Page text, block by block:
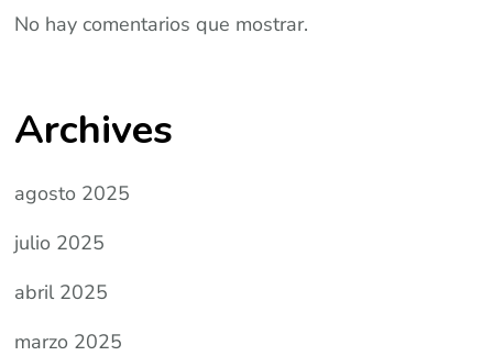
No hay comentarios que mostrar.
Archives
agosto 2025
julio 2025
abril 2025
marzo 2025